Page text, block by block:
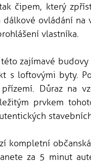
čipem, který
ovládání
vlastníka.
zajímavé
s loftovými byty.
Důraz na
prvkem
kompletní
za 5 minut